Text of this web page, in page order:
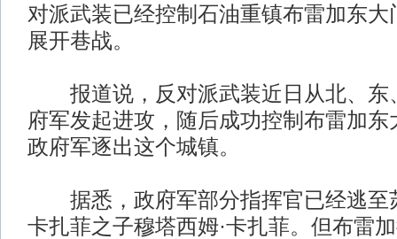
对派武装已经控制石油重镇布雷加东大
展开巷战。
报道说，反对派武装近日从北、东
府军发起进攻，随后成功控制布雷加
政府军逐出这个城镇。
据悉，政府军部分指挥官已经逃至
卡扎菲之子穆塔西姆·卡扎菲。但布雷